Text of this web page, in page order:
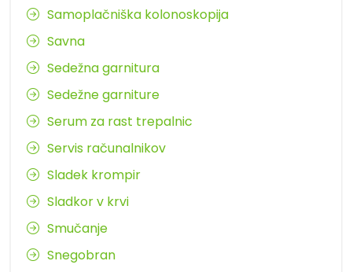
Samoplačniška kolonoskopija
Savna
Sedežna garnitura
Sedežne garniture
Serum za rast trepalnic
Servis računalnikov
Sladek krompir
Sladkor v krvi
Smučanje
Snegobran